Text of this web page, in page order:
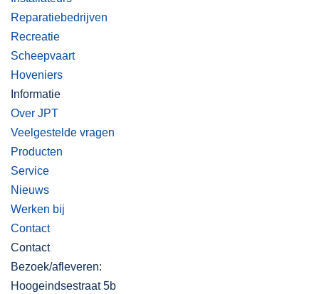
Reparatiebedrijven
Recreatie
Scheepvaart
Hoveniers
Informatie
Over JPT
Veelgestelde vragen
Producten
Service
Nieuws
Werken bij
Contact
Contact
Bezoek/afleveren:
Hoogeindsestraat 5b